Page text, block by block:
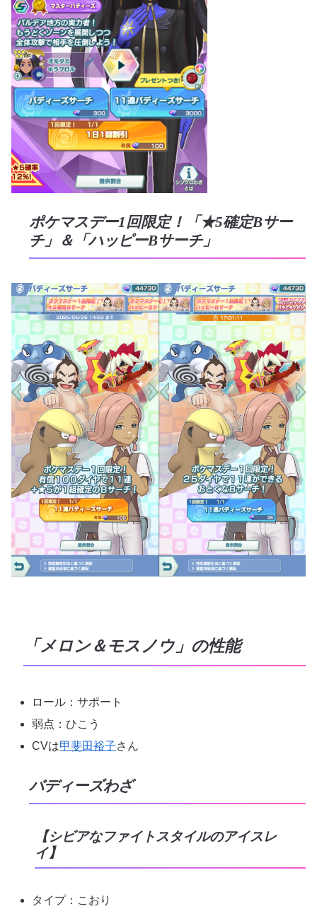
ポケマスデー1回限定！「★5確定Bサー
チ」＆「ハッピーBサーチ」
「メロン＆モスノウ」の性能
ロール：サポート
弱点：ひこう
CVは甲斐田裕子さん
バディーズわざ
【シビアなファイトスタイルのアイスレ
イ】
タイプ：こおり